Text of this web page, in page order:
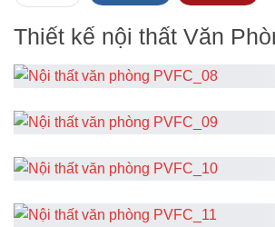
Thiết kế nội thất Văn